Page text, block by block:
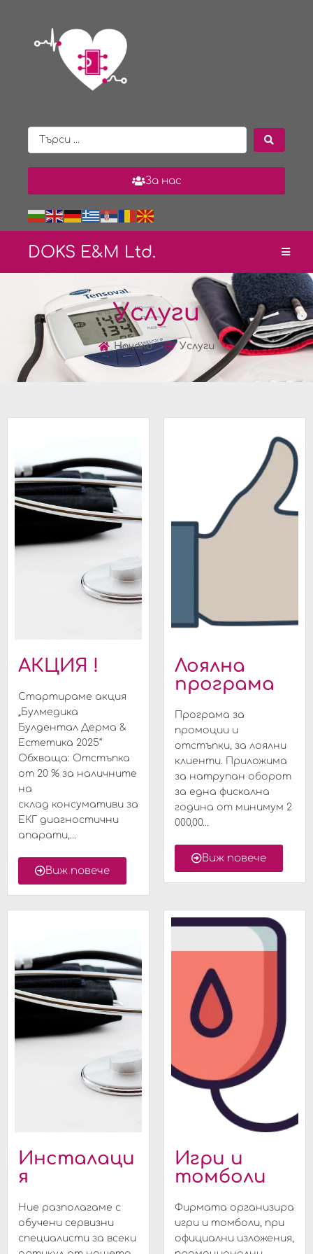
За нас
DOKS E& M Ltd.
Услуги
Начало Услуги
АКЦИЯ !
Стартираме акция
„Булмедика
Булдентал Дерма &
Естетика 2025“
Обхваща: Отстъпка
от 20 % за наличните
на
склад консумативи за
ЕКГ диагностични
апарати,...
Виж повече
Лоялна
програма
Програма за
промоции и
отстъпки, за лоялни
клиенти. Приложима
за натрупан оборот
за една фискална
година от минимум 2
000,00...
Виж повече
Инсталаци
я
Ние разполагаме с
обучени сервизни
специалисти за всеки
Игри и
томболи
Фирмата организира
игри и томболи, при
официални изложения,